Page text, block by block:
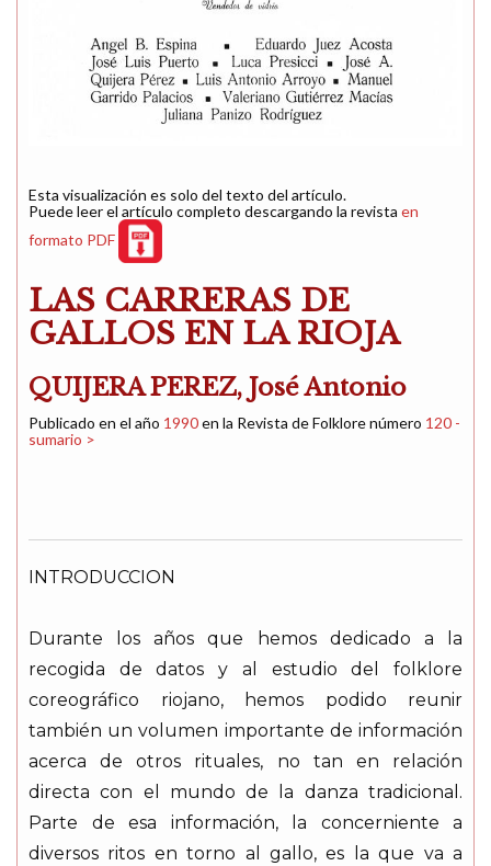
Esta visualización es solo del texto del artículo.
Puede leer el artículo completo descargando la revista en
formato PDF
LAS CARRERAS DE
GALLOS EN LA RIOJA
QUIJERA PEREZ, José Antonio
Publicado en el año 1990en la Revista de Folklore número 120 -
sumario >
INTRODUCCION
Durante los años que hemos dedicado a la
recogida de datos y al estudio del folklore
coreográfico riojano, hemos podido reunir
también un volumen importante de información
acerca de otros rituales, no tan en relación
directa con el mundo de la danza tradicional.
Parte de esa información, la concerniente a
diversos ritos en torno al gallo, es la que va a